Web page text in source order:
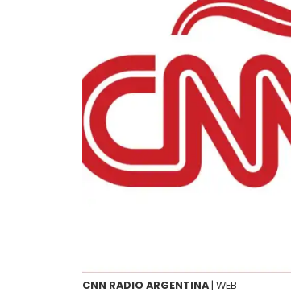
CNN RADIO ARGENTINA | WEB